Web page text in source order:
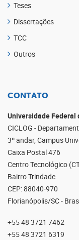
Teses
Dissertações
TCC
Outros
CONTATO
Universidade Federal
CICLOG -
3º andar, Campus
Caixa Postal 476
Centro Tecnológico
Bairro Trindade
CEP: 88040-970
Florianópolis/SC -
+55 48 3721 7462
+55 48 3721 6319